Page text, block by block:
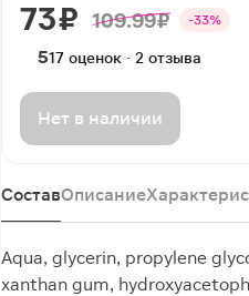
73 ₽ 109.99 ₽ -33%
517 оценок · 2 отзыва
Нет в наличии
СоставОписание
Aqua, glycerin, propylene
xanthan gum,